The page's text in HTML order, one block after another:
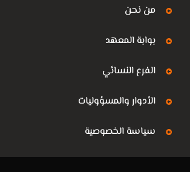
من نحن
بوابة المعهد
الفرع النسائي
الأدوار والمسؤوليات
سياسة الخصوصية